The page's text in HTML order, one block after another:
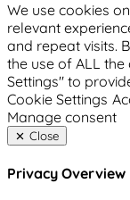
We use cookies
relevant
and repeat visits.
the use of ALL
Settings" to
Cookie Settings
Manage consent
Close
Privacy Overview